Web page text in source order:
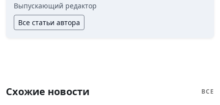
Выпускающий редактор
Все статьи автора
Схожие новости ВСЕ